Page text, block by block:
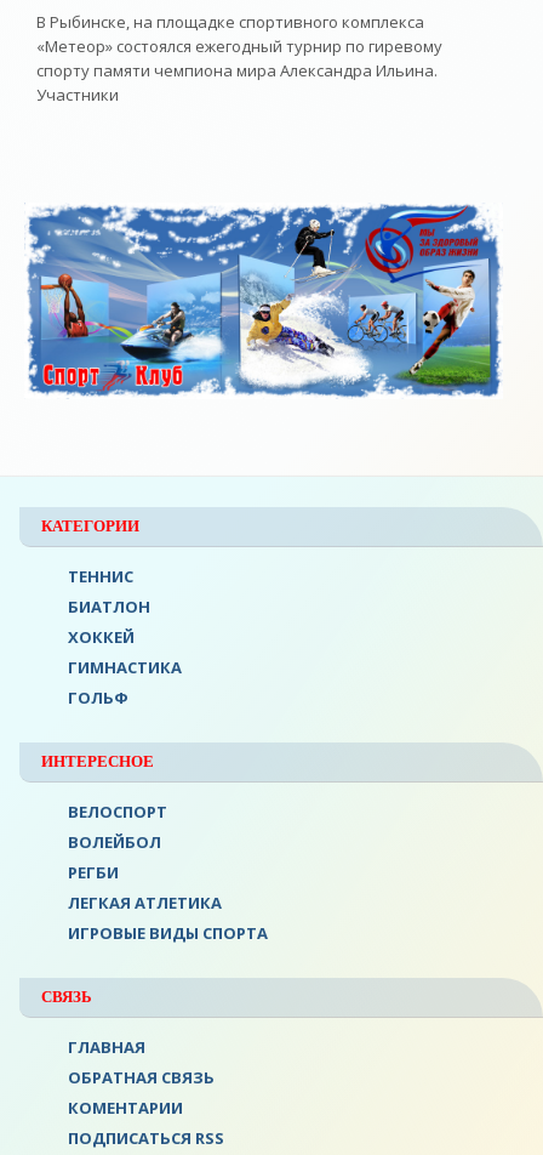
В Рыбинске, на площадке спортивного комплекса
«Метеор» состоялся ежегодный турнир по гиревому
спорту памяти чемпиона мира Александра Ильина.
Участники
КАТЕГОРИИ
ТЕННИС
БИАТЛОН
ХОККЕЙ
ГИМНАСТИКА
ГОЛЬФ
ИНТЕРЕСНОЕ
ВЕЛОСПОРТ
ВОЛЕЙБОЛ
РЕГБИ
ЛЕГКАЯ АТЛЕТИКА
ИГРОВЫЕ ВИДЫ СПОРТА
СВЯЗЬ
ГЛАВНАЯ
ОБРАТНАЯ СВЯЗЬ
КОМЕНТАРИИ
ПОДПИСАТЬСЯ RSS